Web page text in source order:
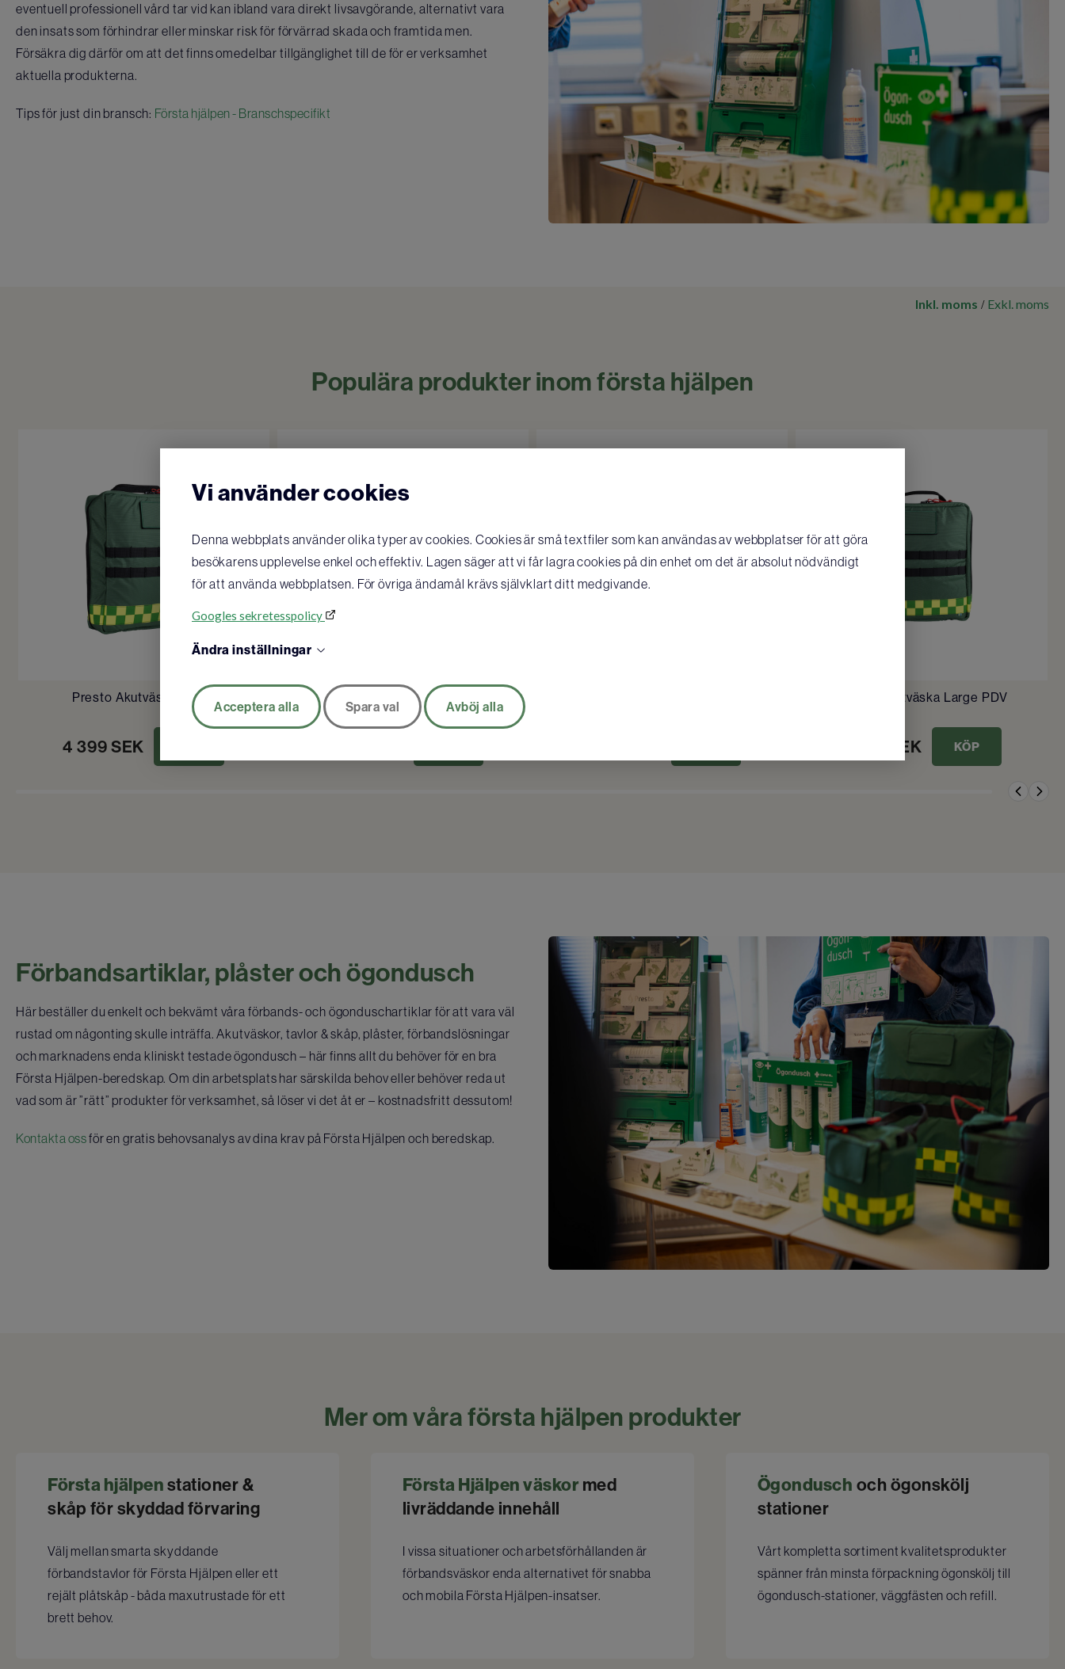
Vi använder cookies
Denna webbplats använder olika typer av cookies. Cookies är små textfiler som kan användas av webbplatser för att göra
besökarens upplevelse enkel och effektiv. Lagen säger att vi får lagra cookies på din enhet om det är absolut nödvändigt
för att använda webbplatsen. För övriga ändamål krävs självklart ditt medgivande.
Googles sekretesspolicy
Ändra inställningar
Acceptera alla Spara val Avböj alla
eventuell professionell vård tar vid kan ibland vara direkt livsavgörande, alternativt vara
den insats som förhindrar eller minskar risk för förvärrad skada och framtida men.
Försäkra dig därför om att det finns omedelbar tillgänglighet till de för er verksamhet
aktuella produkterna.
Tips för just din bransch: Första hjälpen - Branschspecifikt
Inkl. moms / Exkl. moms
Populära produkter inom första hjälpen
Presto Akutväska Large
4 399SEK
Presto Akutväska Medium Presto Akutväska Large PDV
SEK KÖP
Förbandsartiklar, plåster och ögondusch
Här beställer du enkelt och bekvämt våra förbands- och ögonduschartiklar för att vara väl
rustad om någonting skulle inträffa. Akutväskor, tavlor & skåp, plåster, förbandslösningar
och marknadens enda kliniskt testade ögondusch – här finns allt du behöver för en bra
Första Hjälpen-beredskap. Om din arbetsplats har särskilda behov eller behöver reda ut
vad som är ”rätt” produkter för verksamhet, så löser vi det åt er – kostnadsfritt dessutom!
Kontakta ossför en gratis behovsanalys av dina krav på Första Hjälpen och beredskap.
Mer om våra första hjälpen produkter
Första hjälpenstationer &
skåp för skyddad förvaring
Välj mellan smarta skyddande
förbandstavlor för Första Hjälpen eller ett
rejält plåtskåp - båda maxutrustade för ett
brett behov.
Första Hjälpen väskor med
livräddande innehåll
I vissa situationer och arbetsförhållanden är
förbandsväskor enda alternativet för snabba
och mobila Första Hjälpen-insatser.
Ögondusch och ögonskölj
stationer
Vårt kompletta sortiment kvalitetsprodukter
spänner från minsta förpackning ögonskölj till
ögondusch-stationer, väggfästen och refill.